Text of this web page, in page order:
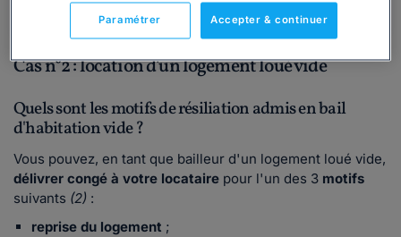
Cas n°2 : location d'un logement loué vide
Quels sont les motifs de résiliation admis en bail
d'habitation vide ?
Vous pouvez, en tant que bailleur d'un logement loué vide,
délivrer congé à votre locataire pour l'un des 3 motifs
suivants (2) :
reprise du logement ;
Accepter & continuer
Paramétrer